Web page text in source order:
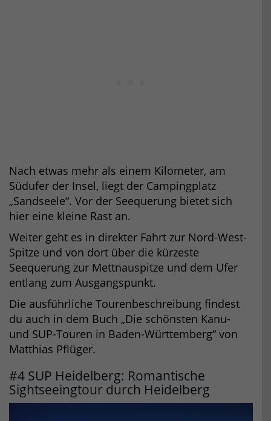
Nach etwas mehr als einem Kilometer, am
Südufer der Insel, liegt der Campingplatz
„Sandseele“. Vor der Seequerung bietet sich
hier eine kleine Rast an.
Weiter geht es in direkter Fahrt zur Nord-West-
Spitze und von dort über die kürzeste
Seequerung zur Mettnauspitze und dem Ufer
entlang zum Ausgangspunkt.
Die ausführliche Tourenbeschreibung findest
du auch in dem Buch „Die schönsten Kanu-
und SUP-Touren in Baden-Württemberg“ von
Matthias Pflüger.
#4 SUP Heidelberg: Romantische
Sightseeingtour durch Heidelberg